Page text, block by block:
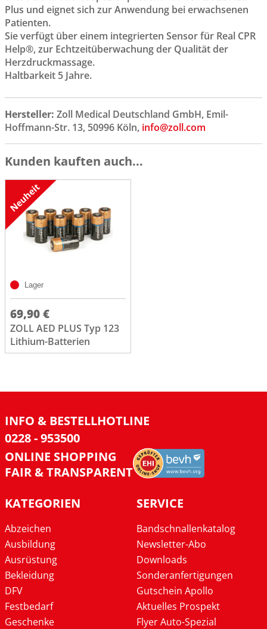
Plus und eignet sich zur Anwendung bei erwachsenen
Patienten.
Sie verfügt über einem integrierten Sensor für Real CPR
Help®, zur Echtzeitüberwachung der Qualität der
Herzdruckmassage.
Haltbarkeit 5 Jahre.
Hersteller: Zoll Medical Deutschland GmbH, Emil-
Hoffmann-Str. 13, 50996 Köln, info@zoll.com
Kunden kauften auch...
Lager
69,90 €
ZOLL AED PLUS Typ 123
Lithium-Batterien
INFO & BESTELLHOTLINE
0228 - 953500
ONLINE SHOPPING
FAIR & TRANSPARENT
KATEGORIEN
Abzeichen
Ausbildung
Ausrüstung
Bekleidung
DFV
Festbedarf
Geschenke
SERVICE
Bandschnallenkatalog
Newsletter-Abo
Downloads
Sonderanfertigungen
Gutschein Apollo
Aktuelles Prospekt
Flyer Auto-Spezial